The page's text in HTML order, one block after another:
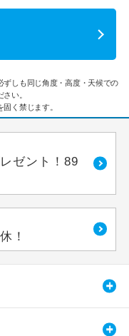
しも同じ角度・高度・天候での
い。
く禁じます。
ゼント！89
！